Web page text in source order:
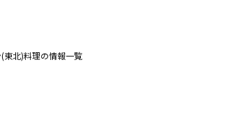
東北)料理の情報一覧